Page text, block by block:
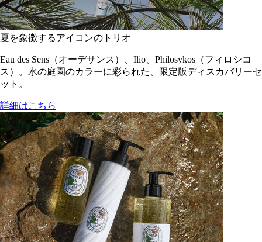
夏を象徴するアイコンのトリオ
Eau des Sens（オーデサンス）、Ilio、Philosykos（フィロシコ
ス）。水の庭園のカラーに彩られた、限定版ディスカバリーセ
ット。
詳細はこちら